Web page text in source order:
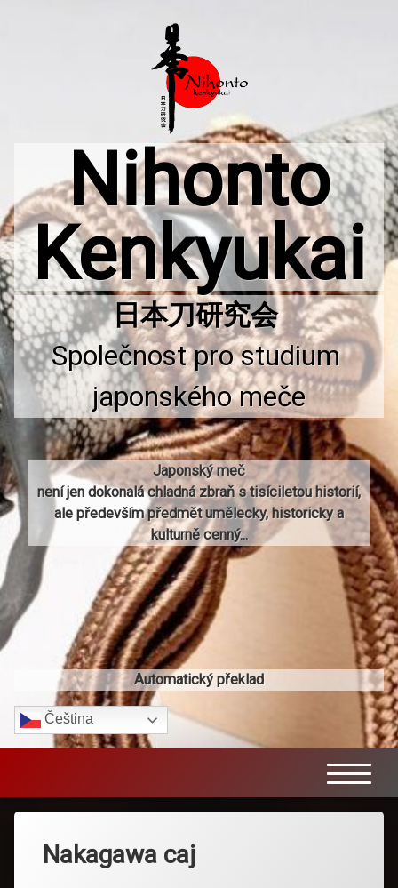
Nihonto
Kenkyukai
Společnost pro studium
japonského meče
Japonský meč
není jen dokonalá chladná zbraň s tisíciletou historií,
ale především předmět umělecky, historicky a
kulturně cenný...
Automatický překlad
Čeština‎
Nakagawa caj